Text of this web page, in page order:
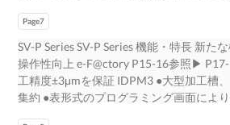
7-3（東京ビル） ▶SV-P Series K-K02-8-
行です。なお、お断りなしに外観・仕様
作成 SV-P Series
えてゆきます。 無線通信機器、有線通信
ダー装置、 アンテナ、放送機器、デー
テム関連 3. 形彫放電加工機システム . . . . . .
. . . . . . . . . . . . . . . . . . . . . . . . 三菱電機グル
し、豊かな社会の構 機器及びシステムイ
10T）300 2135（LS-20T） min:450 電
ピンドル/自動クランプ（オプション）
工液温度制御装置（高精度仕様） （オプ
温度 油面計 制御装置 自動消火装置 エア
式加工槽 8-M10ネジ 4-M8ネジ 5mm 機
Page7
SV-P Series SV-P Series 機能・特長 新た
操作性向上 e-F@ctory P15-16参照▶
工精度±3μmを保証 IDPM3 ●大型加工槽
集約 ●表形式のプログラミング画面によ